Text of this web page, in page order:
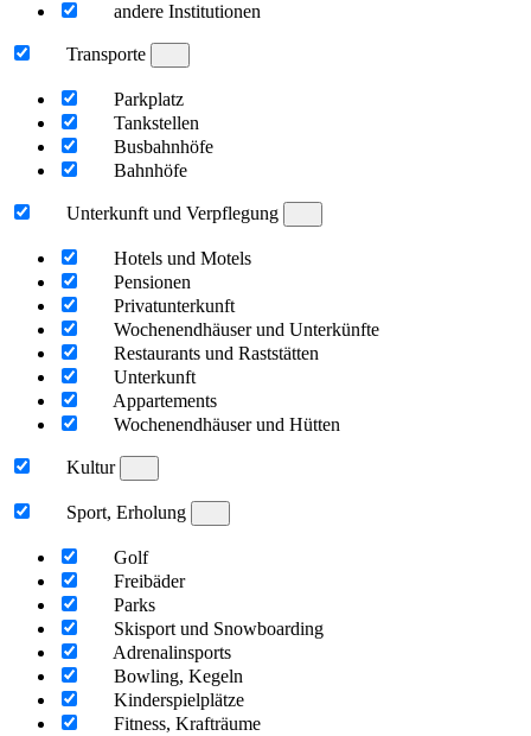
andere Institutionen
Transporte
Parkplatz
Tankstellen
Busbahnhöfe
Bahnhöfe
Unterkunft und Verpflegung
Hotels und Motels
Pensionen
Privatunterkunft
Wochenendhäuser und Unterkünfte
Restaurants und Raststätten
Unterkunft
Appartements
Wochenendhäuser und Hütten
Kultur
Sport, Erholung
Golf
Freibäder
Parks
Skisport und Snowboarding
Adrenalinsports
Bowling, Kegeln
Kinderspielplätze
Fitness, Krafträume